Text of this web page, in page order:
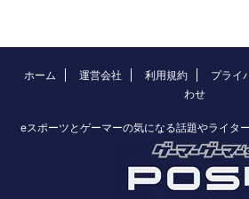
ホーム 運営会社 利用規約 プライ
わせ
eスポーツとゲーマーの気になる話題やライタ